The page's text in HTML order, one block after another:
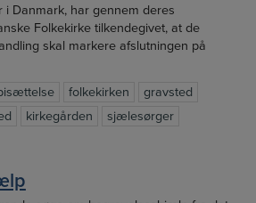
i Danmark, har gennem deres
Folkekirke tilkendegivet, at de
skal markere afslutningen på
folkekirken
gravsted
kirkegården sjælesørger